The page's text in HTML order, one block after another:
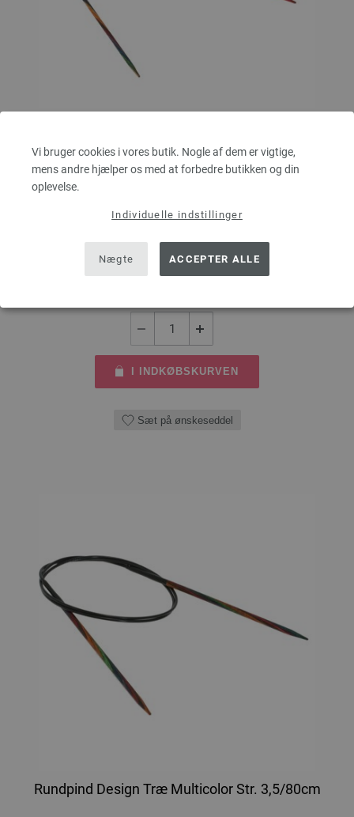
Vi bruger cookies i vores butik. Nogle af dem er vigtige,
mens andre hjælper os med at forbedre butikken og din
oplevelse.
Individuelle indstillinger
Nægte ACCEPTER ALLE
Rundpind Design Træ Multicolor Str. 2,5/80cm
LANA GROSSA Rundpind Design Træ Multicolor Str. 2,5/80cm
tykkelse 2,5 mm; længde ca. 80 cm
6,93 €
I INDKØBSKURVEN
Sæt på ønskeseddel
Rundpind Design Træ Multicolor Str. 3,5/80cm